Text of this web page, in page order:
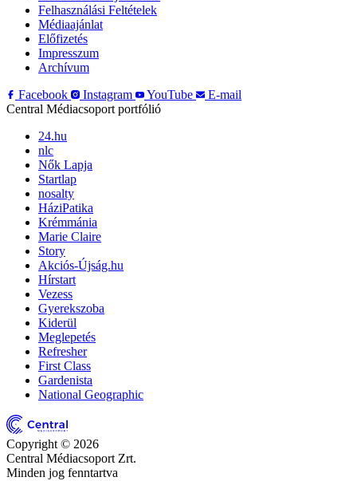
Felhasználási Feltételek
Médiaajánlat
Előfizetés
Impresszum
Archívum
Facebook
Instagram YouTube
E-mail
Central Médiacsoport portfólió
24.hu
nlc
Nők Lapja
Startlap
nosalty
HáziPatika
Krémmánia
Marie Claire
Story
Akciós-Újság.hu
Hírstart
Vezess
Gyerekszoba
Kiderül
Meglepetés
Refresher
First Class
Gardenista
National Geographic
Copyright © 2026
Central Médiacsoport Zrt.
Minden jog fenntartva